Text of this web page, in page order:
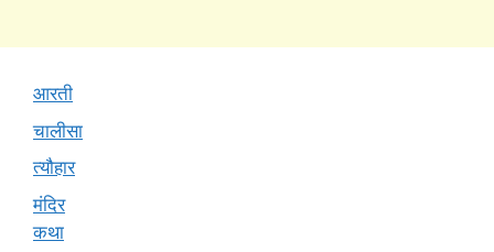
आरती
चालीसा
त्यौहार
मंदिर
कथा